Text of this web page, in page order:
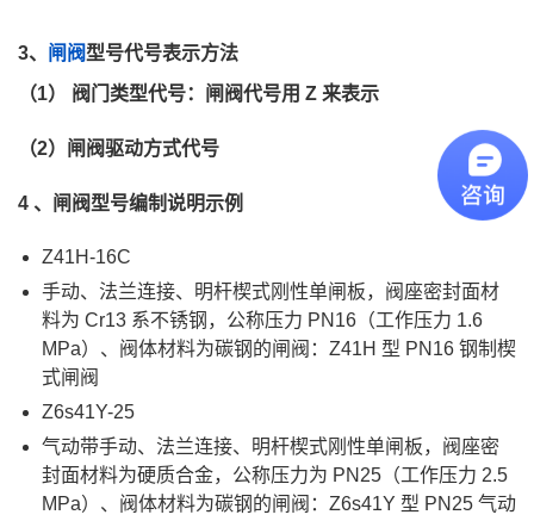
3、 闸阀型号代号表示方法
（1） 阀门类型代号：闸阀代号用 Z 来表示
（2）闸阀驱动方式代号
4 、闸阀型号编制说明示例
Z41H-16C
手动、法兰连接、明杆楔式刚性单闸板，阀座密封面材
料为 Cr13 系不锈钢，公称压力 PN16（工作压力 1.6
MPa）、阀体材料为碳钢的闸阀：Z41H 型 PN16 钢制楔
式闸阀
Z6s41Y-25
气动带手动、法兰连接、明杆楔式刚性单闸板，阀座密
封面材料为硬质合金，公称压力为 PN25（工作压力 2.5
MPa）、阀体材料为碳钢的闸阀：Z6s41Y 型 PN25 气动